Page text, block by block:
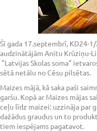
Šī gada 17.septembrī, KD24-
audzinātājām Anitu Krūziņu-
"Latvijas Skolas soma"
sētā netālu no Cēsu pilsētas.
Maizes mājā, kā saka paši
garšu. Kopā ar Maizes mājas
ceļu līdz maizei: uzzināja par
dažādus graudus un to
tiem iespējams pagatavot.